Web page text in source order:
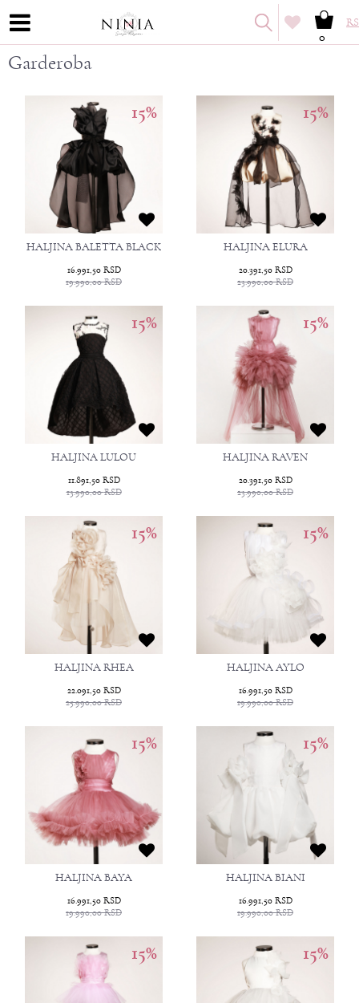
RS
0
Garderoba
15%
HALJINA BALETTA BLACK
16.991,50 RSD
19.990,00RSD
15%
HALJINA ELURA
20.391,50 RSD
23.990,00RSD
15%
HALJINA LULOU
11.891,50 RSD
13.990,00RSD
15%
HALJINA RAVEN
20.391,50 RSD
23.990,00RSD
15%
HALJINA RHEA
22.091,50 RSD
25.990,00RSD
15%
HALJINA AYLO
16.991,50 RSD
19.990,00RSD
15%
HALJINA BAYA
16.991,50 RSD
19.990,00RSD
15%
HALJINA BIANI
16.991,50 RSD
19.990,00RSD
15% 15%